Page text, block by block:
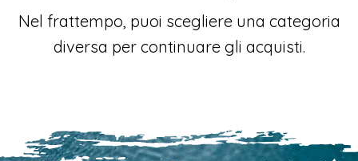
Nel frattempo, puoi scegliere una categoria
diversa per continuare gli acquisti.